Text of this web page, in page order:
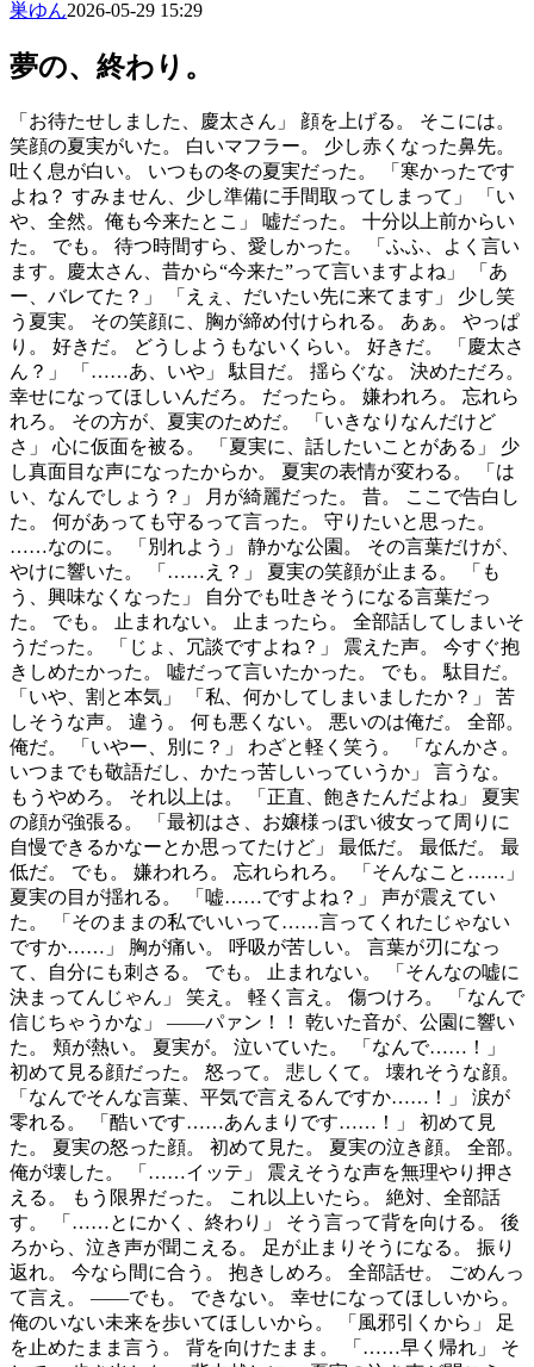
巣ゆん2026-05-29 15:29
夢の、終わり。
「お待たせしました、慶太さん」 顔を上げる。 そこには。
笑顔の夏実がいた。 白いマフラー。 少し赤くなった鼻先。
吐く息が白い。 いつもの冬の夏実だった。 「寒かったです
よね？ すみません、少し準備に手間取ってしまって」 「い
や、全然。俺も今来たとこ」 嘘だった。 十分以上前からい
た。 でも。 待つ時間すら、愛しかった。 「ふふ、よく言い
ます。慶太さん、昔から“今来た”って言いますよね」 「あ
ー、バレてた？」 「えぇ、だいたい先に来てます」 少し笑
う夏実。 その笑顔に、胸が締め付けられる。 あぁ。 やっぱ
り。 好きだ。 どうしようもないくらい。 好きだ。 「慶太さ
ん？」 「……あ、いや」 駄目だ。 揺らぐな。 決めただろ。
幸せになってほしいんだろ。 だったら。 嫌われろ。 忘れら
れろ。 その方が、夏実のためだ。 「いきなりなんだけど
さ」 心に仮面を被る。 「夏実に、話したいことがある」 少
し真面目な声になったからか。 夏実の表情が変わる。 「は
い、なんでしょう？」 月が綺麗だった。 昔。 ここで告白し
た。 何があっても守るって言った。 守りたいと思った。
……なのに。 「別れよう」 静かな公園。 その言葉だけが、
やけに響いた。 「……え？」 夏実の笑顔が止まる。 「も
う、興味なくなった」 自分でも吐きそうになる言葉だっ
た。 でも。 止まれない。 止まったら。 全部話してしまいそ
うだった。 「じょ、冗談ですよね？」 震えた声。 今すぐ抱
きしめたかった。 嘘だって言いたかった。 でも。 駄目だ。
「いや、割と本気」 「私、何かしてしまいましたか？」 苦
しそうな声。 違う。 何も悪くない。 悪いのは俺だ。 全部。
俺だ。 「いやー、別に？」 わざと軽く笑う。 「なんかさ。
いつまでも敬語だし、かたっ苦しいっていうか」 言うな。
もうやめろ。 それ以上は。 「正直、飽きたんだよね」 夏実
の顔が強張る。 「最初はさ、お嬢様っぽい彼女って周りに
自慢できるかなーとか思ってたけど」 最低だ。 最低だ。 最
低だ。 でも。 嫌われろ。 忘れられろ。 「そんなこと……」
夏実の目が揺れる。 「嘘……ですよね？」 声が震えてい
た。 「そのままの私でいいって……言ってくれたじゃない
ですか……」 胸が痛い。 呼吸が苦しい。 言葉が刃になっ
て、自分にも刺さる。 でも。 止まれない。 「そんなの嘘に
決まってんじゃん」 笑え。 軽く言え。 傷つけろ。 「なんで
信じちゃうかな」 ――パァン！！ 乾いた音が、公園に響い
た。 頬が熱い。 夏実が。 泣いていた。 「なんで……！」
初めて見る顔だった。 怒って。 悲しくて。 壊れそうな顔。
「なんでそんな言葉、平気で言えるんですか……！」 涙が
零れる。 「酷いです……あんまりです……！」 初めて見
た。 夏実の怒った顔。 初めて見た。 夏実の泣き顔。 全部。
俺が壊した。 「……イッテ」 震えそうな声を無理やり押さ
える。 もう限界だった。 これ以上いたら。 絶対、全部話
す。 「……とにかく、終わり」 そう言って背を向ける。 後
ろから、泣き声が聞こえる。 足が止まりそうになる。 振り
返れ。 今なら間に合う。 抱きしめろ。 全部話せ。 ごめんっ
て言え。 ――でも。 できない。 幸せになってほしいから。
俺のいない未来を歩いてほしいから。 「風邪引くから」 足
を止めたまま言う。 背を向けたまま。 「……早く帰れ」 そ